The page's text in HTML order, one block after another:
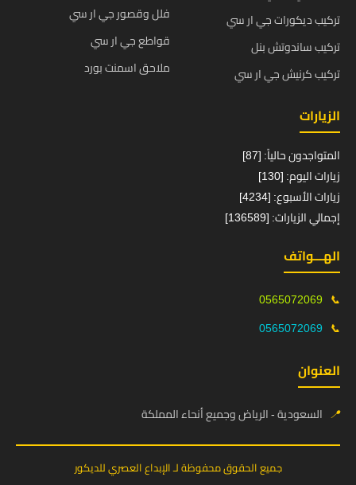
تركيب ديكورات جي ار سي
تركيب ساندوتش بنل
تركيب كرنيش جي ار سي
فلل وقصور جي ار سي
قواطع جي ار سي
ملاحق اسمنت بورد
الزيارات
المتواجدون حالياً: [87]
زيارات اليوم: [130]
زيارات الأسبوع: [4234]
إجمالي الزيارات: [136589]
الهـــواتف
📞
0565072069
📞
0565072069
العنوان
📍 السعودية - الرياض وجميع أنحاء المملكة
جميع الحقوق محفوظة لـ الإبداع العصري للديكور